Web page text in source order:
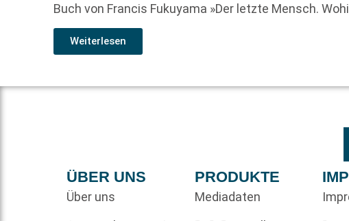
Buch von Francis Fukuyama »Der letzte Mensch.
Weiterlesen
ÜBER UNS
Über uns
PRODUKTE
Mediadaten